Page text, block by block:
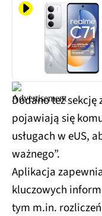
Dodano też
pojawiają się
usługach w eUS,
ważnego”.
Aplikacja
kluczowych
tym m.in.